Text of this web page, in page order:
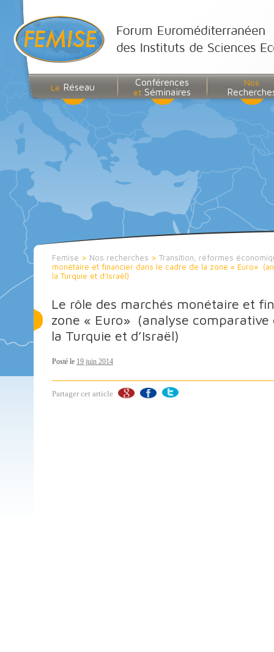
Le Réseau Conférences
et Séminaires
Nos
Femise > Nos recherches > Transition, réformes
monétaire et financier dans le cadre de la zone « Euro»
la Turquie et d’Israël)
Le rôle des marchés monétaire et
zone « Euro» (analyse comparative
la Turquie et d’Israël)
Posté le 19 juin 2014
Partager cet article